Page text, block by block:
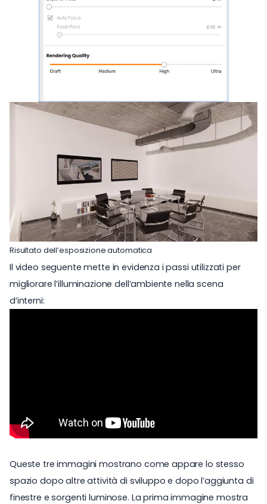
Risultato dell’esposizione automatica
Il video seguente mette in evidenza i passi utilizzati per
migliorare l’illuminazione dell’ambiente nella scena
d’interni:
Queste tre immagini mostrano come appare lo stesso
spazio dopo altre attività di sviluppo e dopo l’aggiunta di
finestre e sorgenti luminose. La prima immagine mostra